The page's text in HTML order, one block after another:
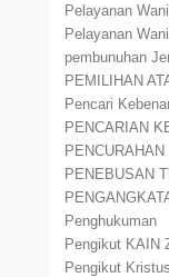
Pelayanan
Pelayanan
pembunuhan
PEMILIHAN
Pencari
PENCARIAN
PENEBUSAN
Penghukuman
Pengikut KAIN
Pengikut Kristus